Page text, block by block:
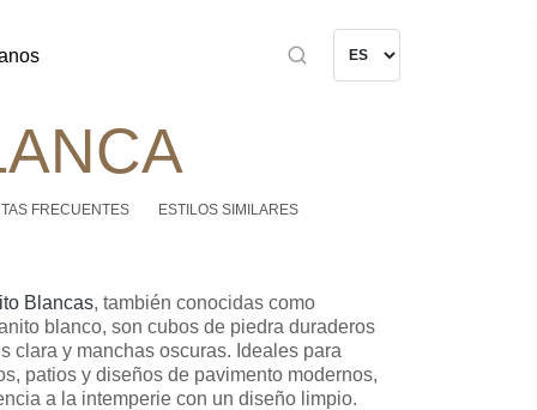
FRECUENTES ESTILOS SIMILARES
Blancas, también conocidas como
blanco, son cubos de piedra duraderos
clara y manchas oscuras. Ideales para
patios y diseños de pavimento modernos,
a la intemperie con un diseño limpio.